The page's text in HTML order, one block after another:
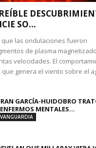
SO...
las ondulaciones fueron
de plasma
velocidades. El
genera el viento sobre el
GARCÍA-HUIDOBRO
MENTALES...
VANGUARDIA